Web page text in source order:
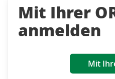
Mit Ihrer
anmelden
Mit